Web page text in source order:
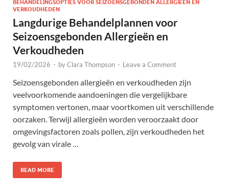
BEHANDELINGSOPTIES VOOR SEIZOENSGEBONDEN ALLERGIEËN EN
VERKOUDHEDEN
Langdurige Behandelplannen voor
Seizoensgebonden Allergieën en
Verkoudheden
19/02/2026 - byClara Thompson - Leave a Comment
Seizoensgebonden allergieën en verkoudheden zijn
veelvoorkomende aandoeningen die vergelijkbare
symptomen vertonen, maar voortkomen uit verschillende
oorzaken. Terwijl allergieën worden veroorzaakt door
omgevingsfactoren zoals pollen, zijn verkoudheden het
gevolg van virale …
READ MORE